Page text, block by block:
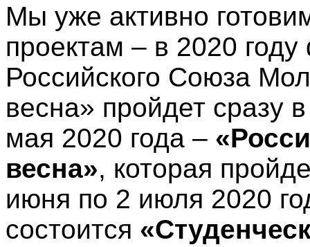
Мы уже активно
проектам – в 2020
Российского Союза
весна» пройдет сразу
мая 2020 года –
весна», которая
июня по 2 июля 2020
состоится